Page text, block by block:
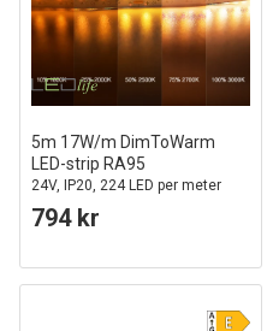
5m 17W/m DimToWarm
LED-strip RA95
24V, IP20, 224 LED per meter
794 kr